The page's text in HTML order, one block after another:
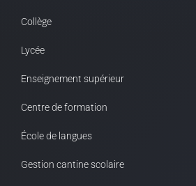
Collège
Lycée
Enseignement supérieur
Centre de formation
École de langues
Gestion cantine scolaire